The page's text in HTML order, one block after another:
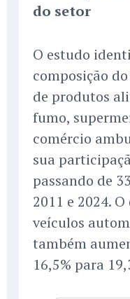
do setor
O estudo
composição
de produtos
fumo,
comércio
sua
passando de
2011 e 2024.
veículos
também
16,5% para